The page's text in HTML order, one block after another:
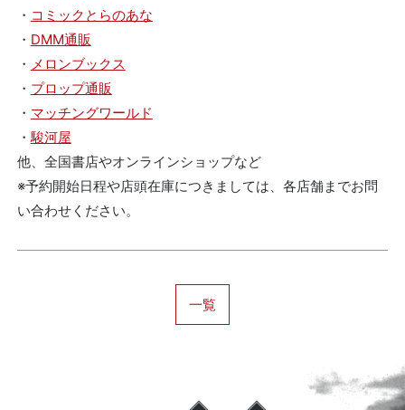
・ コミックとらのあな
・ DMM通販
・ メロンブックス
・ プロップ通販
・ マッチングワールド
・ 駿河屋
他、全国書店やオンラインショップなど
※予約開始日程や店頭在庫につきましては、各店舗までお問
い合わせください。
一覧